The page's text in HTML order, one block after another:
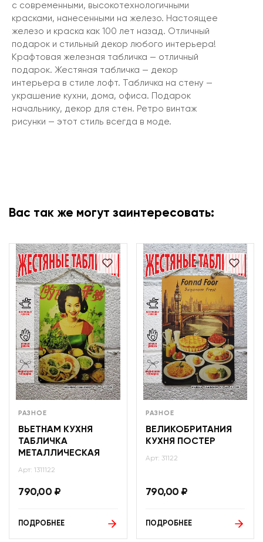
с современными, высокотехнологичными
красками, нанесенными на железо. Настоящее
железо и краска как 100 лет назад. Отличный
подарок и стильный декор любого интерьера!
Крафтовая железная табличка — отличный
подарок. Жестяная табличка — декор
интерьера в стиле лофт. Табличка на стену —
украшение кухни, дома, офиса. Подарок
начальнику, декор для стен. Ретро винтаж
рисунки — этот стиль всегда в моде.
Вас так же могут заинтересовать:
РАЗНОЕ
ВЬЕТНАМ КУХНЯ
ТАБЛИЧКА
МЕТАЛЛИЧЕСКАЯ
Арт: 1311122
790,00 ₽
ПОДРОБНЕЕ
РАЗНОЕ
ВЕЛИКОБРИТАНИЯ
КУХНЯ ПОСТЕР
Арт: 31122
790,00 ₽
ПОДРОБНЕЕ